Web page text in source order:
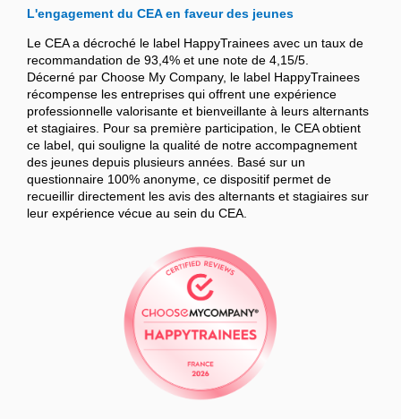
L'engagement du CEA en faveur des jeunes
Le CEA a décroché le label HappyTrainees avec un taux de
recommandation de 93,4% et une note de 4,15/5.
Décerné par Choose My Company, le label HappyTrainees
récompense les entreprises qui offrent une expérience
professionnelle valorisante et bienveillante à leurs alternants
et stagiaires. Pour sa première participation, le CEA obtient
ce label, qui souligne la qualité de notre accompagnement
des jeunes depuis plusieurs années. Basé sur un
questionnaire 100% anonyme, ce dispositif permet de
recueillir directement les avis des alternants et stagiaires sur
leur expérience vécue au sein du CEA.